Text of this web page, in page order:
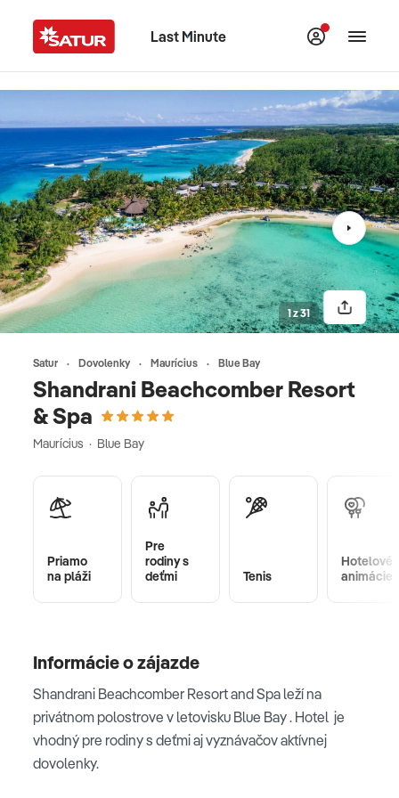
Last Minute
Satur Dovolenky Maurícius Blue Bay
Shandrani Beachcomber Resort
& Spa
Maurícius · Blue Bay
1 z 31
Priamo
na pláži
Pre
rodiny s
deťmi
Tenis
Hotelové
animácie
Informácie o zájazde
Shandrani Beachcomber Resort and Spa leží na
privátnom polostrove v letovisku Blue Bay . Hotel je
vhodný pre rodiny s deťmi aj vyznávačov aktívnej
dovolenky.